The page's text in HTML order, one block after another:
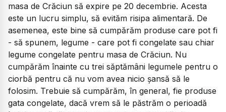
masa de Crăciun să expire pe 20 decembrie. Acesta
este un lucru simplu, să evităm risipa alimentară. De
asemenea, este bine să cumpărăm produse care pot fi
- să spunem, legume - care pot fi congelate sau chiar
legume congelate pentru masa de Crăciun. Nu
cumpărăm înainte cu trei săptămâni legumele pentru o
ciorbă pentru că nu vom avea nicio șansă să le
folosim. Trebuie să cumpărăm, în general, fie produse
gata congelate, dacă vrem să le păstrăm o perioadă